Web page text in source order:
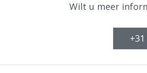
Wilt u meer